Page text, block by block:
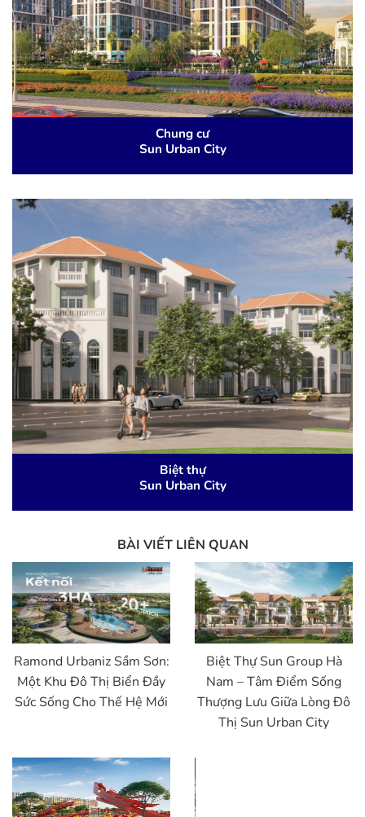
Chung cư
Sun Urban City
Biệt thự
Sun Urban City
BÀI VIẾT LIÊN QUAN
Ramond Urbaniz Sầm Sơn:
Một Khu Đô Thị Biển Đầy
Sức Sống Cho Thế Hệ Mới
Biệt Thự Sun Group Hà
Nam – Tâm Điểm Sống
Thượng Lưu Giữa Lòng Đô
Thị Sun Urban City